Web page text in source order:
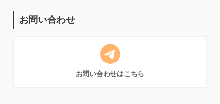
お問い合わせ
お問い合わせはこちら